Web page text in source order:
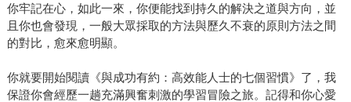
你牢記在心，如此一來，你便能找到持久的解決之道與方向，並
且你也會發現，一般大眾採取的方法與歷久不衰的原則方法之間
的對比，愈來愈明顯。
你就要開始閱讀《與成功有約：高效能人士的七個習慣》了，我
保證你會經歷一趟充滿興奮刺激的學習冒險之旅。記得和你心愛